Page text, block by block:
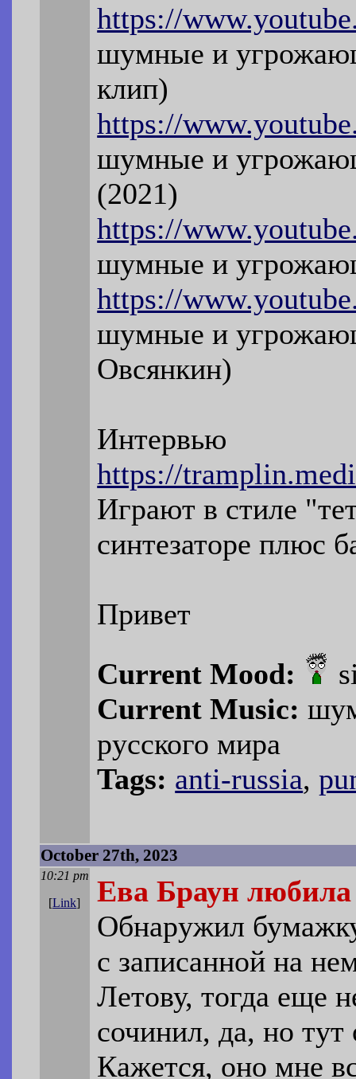
https://
шумные и
клип)
https://
шумные и
(2021)
https://
шумные и
https://
шумные и
Овсянкин)
Интервью
https://
Играют в стиле
синтезаторе плюс
Привет
Current Mood:
Current Music:
русского мира
Tags: anti-russia,
October 27th, 2023
10:21 pm
[Link]
Ева Браун
Обнаружил
с записанной на
Летову, тогда еще
сочинил, да, но тут
Кажется, оно мне